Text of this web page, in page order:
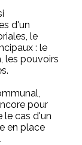
d'un
le
: le
les pouvoirs
pour
le cas d'un
en place